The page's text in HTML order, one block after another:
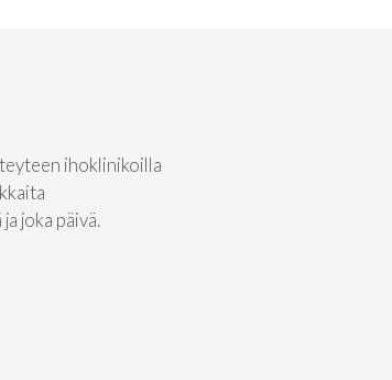
ihoklinikoilla
joka päivä.